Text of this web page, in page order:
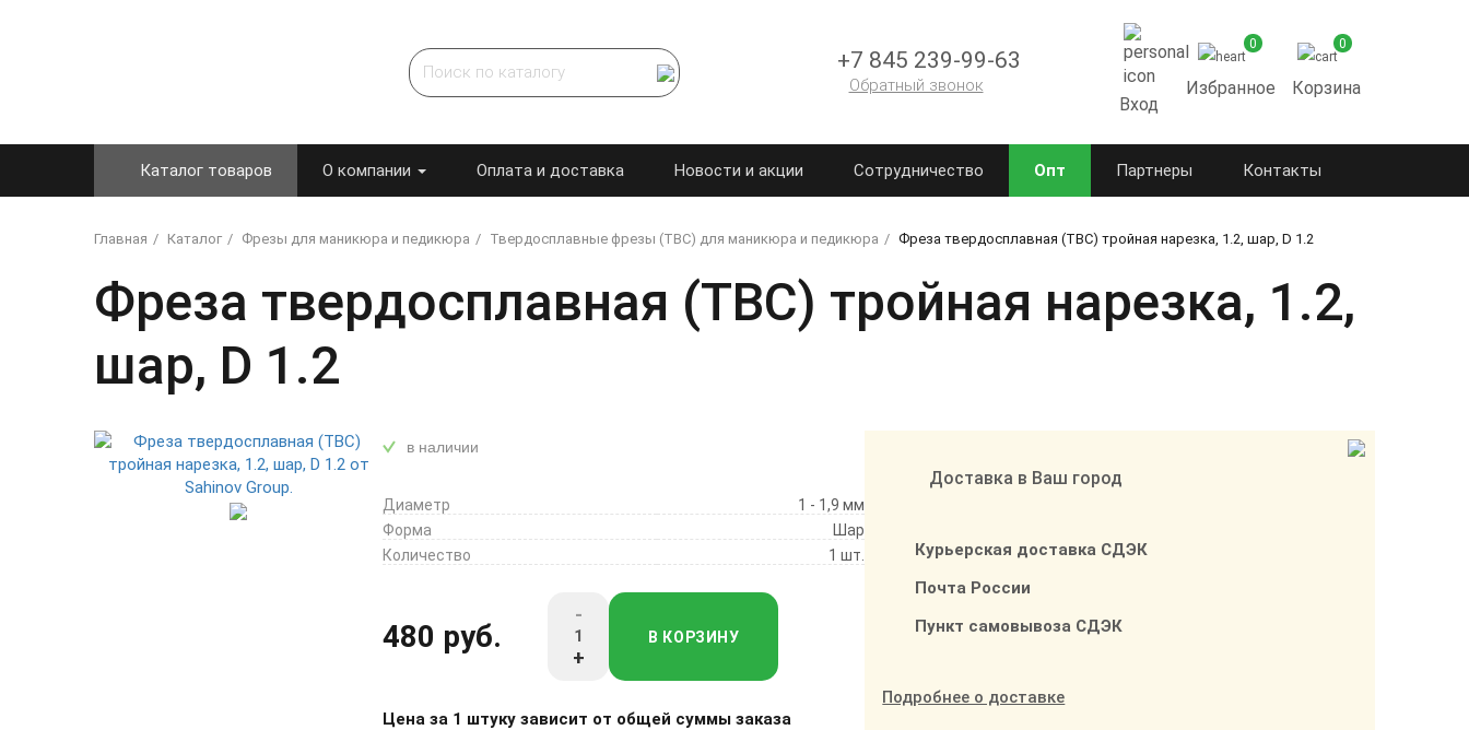
+7 845 239-99-63
Обратный звонок
Вход
0
Избранное
0
Корзина
Каталог товаров О компании Оплата и доставка Новости и акции Сотрудничество Опт Партнеры Контакты
Главная Каталог Фрезы для маникюра и педикюра Твердосплавные фрезы (ТВС) для маникюра и педикюра Фреза твердосплавная (ТВС) тройная нарезка, 1.2, шар, D 1.2
Фреза твердосплавная (ТВС) тройная нарезка, 1.2,
шар, D 1.2
в наличии
Диаметр
1 - 1,9 мм
Форма
Шар
Количество
1 шт.
480 руб.
-
+
В КОРЗИНУ
Цена за 1 штуку зависит от общей суммы заказа
Доставка в Ваш город
Курьерская доставка СДЭК
Почта России
Пункт самовывоза СДЭК
Подробнее о доставке